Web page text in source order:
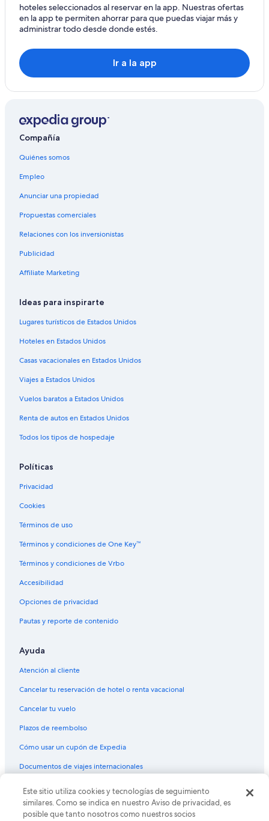
hoteles seleccionados al reservar en la app. Nuestras ofertas
en la app te permiten ahorrar para que puedas viajar más y
administrar todo desde donde estés.
Ir a la app
Compañía
Quiénes somos
Empleo
Anunciar una propiedad
Propuestas comerciales
Relaciones con los inversionistas
Publicidad
Affiliate Marketing
Ideas para inspirarte
Lugares turísticos de Estados Unidos
Hoteles en Estados Unidos
Casas vacacionales en Estados Unidos
Viajes a Estados Unidos
Vuelos baratos a Estados Unidos
Renta de autos en Estados Unidos
Todos los tipos de hospedaje
Políticas
Privacidad
Cookies
Términos de uso
Términos y condiciones de One Key™
Términos y condiciones de Vrbo
Accesibilidad
Opciones de privacidad
Pautas y reporte de contenido
Ayuda
Atención al cliente
Cancelar tu reservación de hotel o renta vacacional
Cancelar tu vuelo
Plazos de reembolso
Cómo usar un cupón de Expedia
Documentos de viajes internacionales
© 2026 Expedia, Inc., una empresa de Expedia Group. Todos los
derechos reservados. Expedia y el logo de Expedia son marcas
registradas o marcas comerciales de Expedia, Inc. CST# 2029030-50.
Este sitio utiliza cookies y tecnologías de seguimiento
similares. Como se indica en nuestro Aviso de privacidad, es
posible que tanto nosotros como nuestros socios